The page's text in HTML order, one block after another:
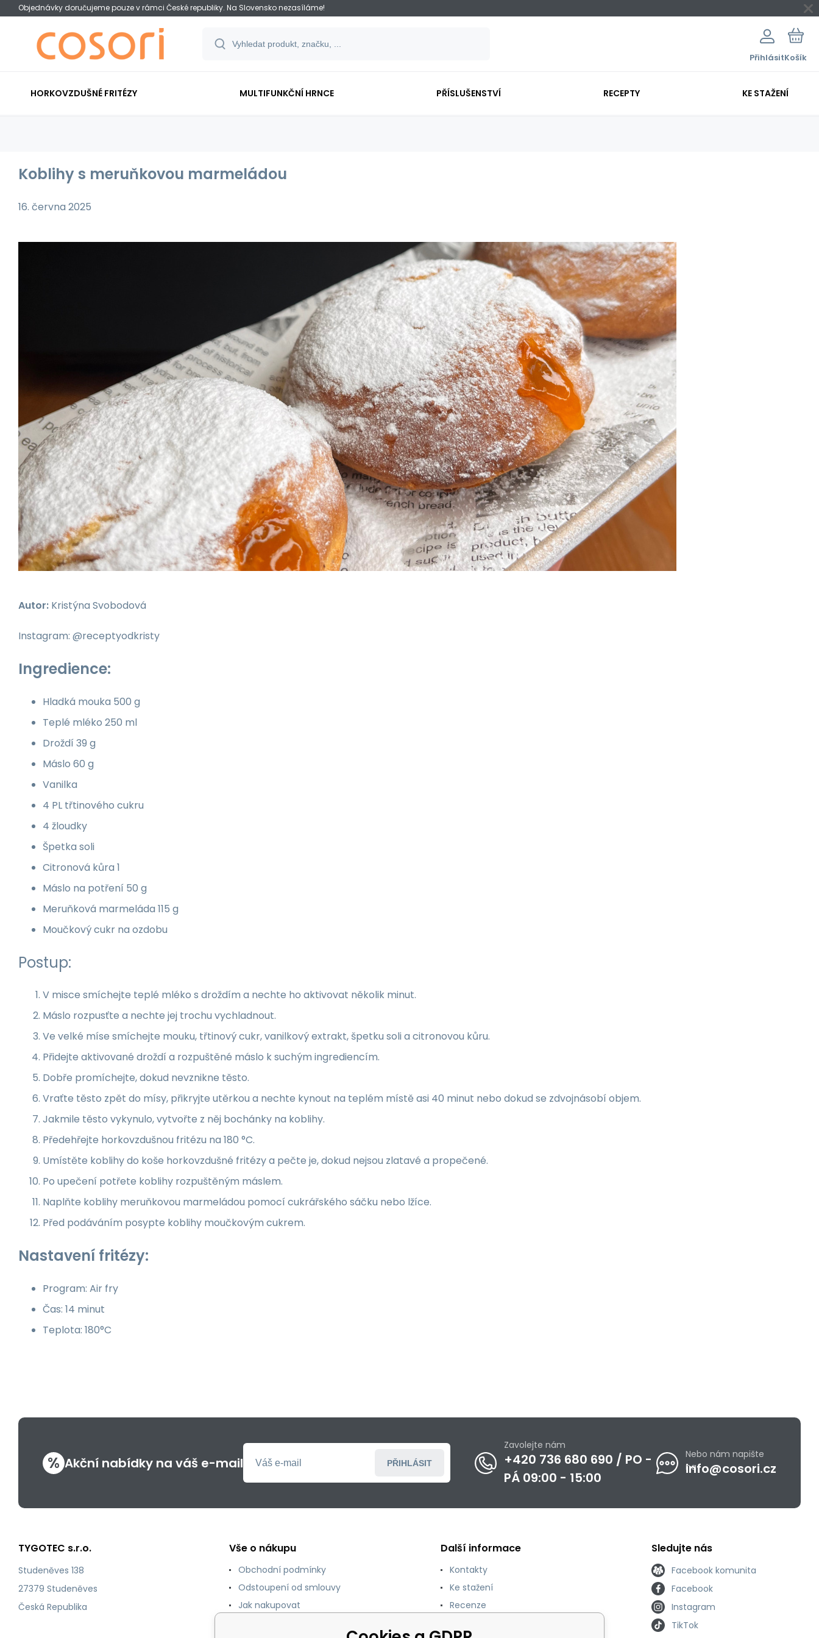
Objednávky doručujeme pouze v rámci České republiky. Na Slovensko nezasíláme!
PřihlásitKošík
HORKOVZDUŠNÉ FRITÉZY MULTIFUNKČNÍ HRNCE PŘÍSLUŠENSTVÍ RECEPTY KE STAŽENÍ
Koblihy s meruňkovou marmeládou
16. června 2025
Autor: Kristýna Svobodová
Instagram: @receptyodkristy
Ingredience:
Hladká mouka 500 g
Teplé mléko 250 ml
Droždí 39 g
Máslo 60 g
Vanilka
4 PL třtinového cukru
4 žloudky
Špetka soli
Citronová kůra 1
Máslo na potření 50 g
Meruňková marmeláda 115 g
Moučkový cukr na ozdobu
Postup:
V misce smíchejte teplé mléko s droždím a nechte ho aktivovat několik minut.
Máslo rozpusťte a nechte jej trochu vychladnout.
Ve velké míse smíchejte mouku, třtinový cukr, vanilkový extrakt, špetku soli a citronovou kůru.
Přidejte aktivované droždí a rozpuštěné máslo k suchým ingrediencím.
Dobře promíchejte, dokud nevznikne těsto.
Vraťte těsto zpět do mísy, přikryjte utěrkou a nechte kynout na teplém místě asi 40 minut nebo dokud se zdvojnásobí objem.
Jakmile těsto vykynulo, vytvořte z něj bochánky na koblihy.
Předehřejte horkovzdušnou fritézu na 180 °C.
Umístěte koblihy do koše horkovzdušné fritézy a pečte je, dokud nejsou zlatavé a propečené.
Po upečení potřete koblihy rozpuštěným máslem.
Naplňte koblihy meruňkovou marmeládou pomocí cukrářského sáčku nebo lžíce.
Před podáváním posypte koblihy moučkovým cukrem.
Nastavení fritézy:
Program: Air fry
Čas: 14 minut
Teplota: 180°C
% Akční nabídky na váš e-mail PŘIHLÁSIT
Zavolejte nám
+420 736 680 690 / PO -
PÁ 09:00 - 15:00
Nebo nám napište
na
info@cosori.cz
TYGOTEC s.r.o.
Studeněves 138
27379 Studeněves
Česká Republika
Vše o nákupu
Obchodní podmínky
Odstoupení od smlouvy
Jak nakupovat
Další informace
Kontakty
Ke stažení
Recenze
Sledujte nás
Facebook komunita
Facebook
Instagram
TikTok